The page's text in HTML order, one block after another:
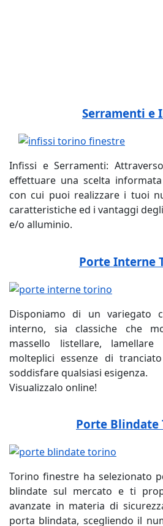
Serramenti e
Infissi e Serramenti:
effettuare una scelta
con cui puoi realizzare i tuoi
caratteristiche ed i vantaggi
e/o alluminio.
Porte Interne
Disponiamo di un variegato
interno, sia classiche che
massello listellare,
molteplici essenze di
soddisfare qualsiasi esigenza.
Visualizzalo online!
Porte Blindate
Torino finestre ha selezionato
blindate sul mercato e ti
avanzate in materia di
porta blindata, scegliendo il